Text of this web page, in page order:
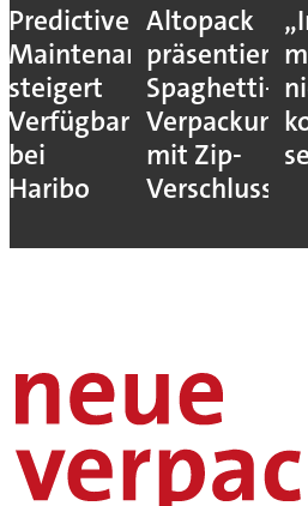
Predictive
Maintenance
steigert
Verfügbarkeit
bei
Haribo
Altopack
präsentiert
Spaghetti-
Verpackung
mit Zip-
Verschluss